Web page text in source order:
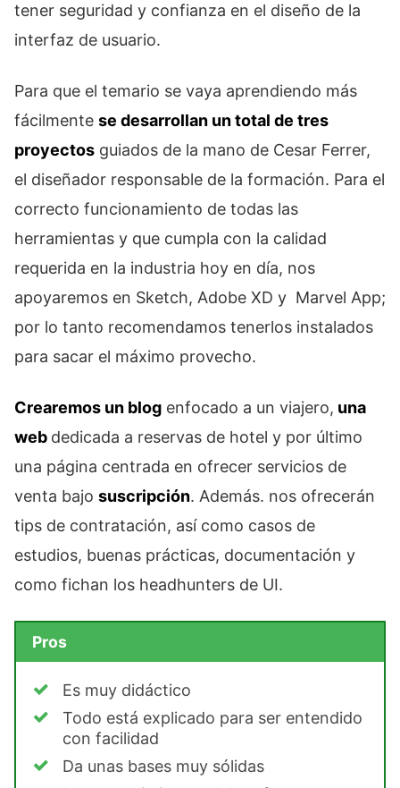
tener seguridad y confianza en el diseño de la
interfaz de usuario.
Para que el temario se vaya aprendiendo más
fácilmente se desarrollan un total de tres
proyectos guiados de la mano de Cesar Ferrer,
el diseñador responsable de la formación. Para el
correcto funcionamiento de todas las
herramientas y que cumpla con la calidad
requerida en la industria hoy en día, nos
apoyaremos en Sketch, Adobe XD y Marvel App;
por lo tanto recomendamos tenerlos instalados
para sacar el máximo provecho.
Crearemos un blog enfocado a un viajero, una
web dedicada a reservas de hotel y por último
una página centrada en ofrecer servicios de
venta bajo suscripción. Además. nos ofrecerán
tips de contratación, así como casos de
estudios, buenas prácticas, documentación y
como fichan los headhunters de UI.
Pros
Es muy didáctico
Todo está explicado para ser entendido
con facilidad
Da unas bases muy sólidas